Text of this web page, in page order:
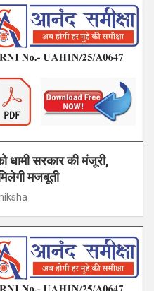
धामी सरकार की मंजूरी,
मजबूती